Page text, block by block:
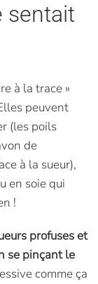
sentait
à la trace »
peuvent
(les poils
de
à la sueur),
en soie qui
!
profuses et
se pinçant le
comme ça